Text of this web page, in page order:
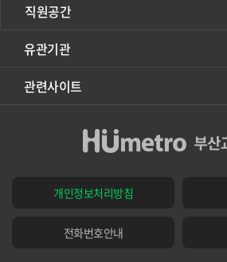
직원공간
유관기관
관련사이트
개인정보처리방침
전화번호안내